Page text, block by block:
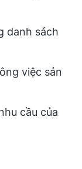
danh sách
việc sản
cầu của